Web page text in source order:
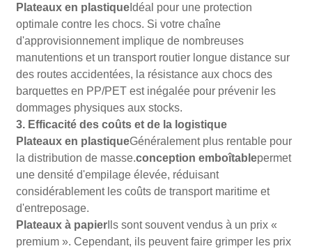
Plateaux en plastique Idéal pour une protection
optimale contre les chocs. Si votre chaîne
d'approvisionnement implique de nombreuses
manutentions et un transport routier longue distance sur
des routes accidentées, la résistance aux chocs des
barquettes en PP/PET est inégalée pour prévenir les
dommages physiques aux stocks.
3. Efficacité des coûts et de la logistique
Plateaux en plastiqueGénéralement plus rentable pour
la distribution de masse.conception emboîtablepermet
une densité d'empilage élevée, réduisant
considérablement les coûts de transport maritime et
d'entreposage.
Plateaux à papier Ils sont souvent vendus à un prix «
premium ». Cependant, ils peuvent faire grimper les prix